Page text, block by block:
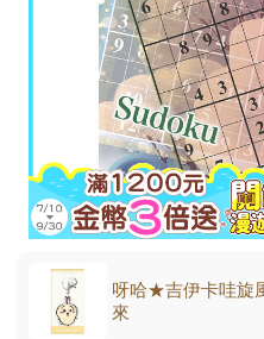
呀哈★吉伊卡哇旋
來